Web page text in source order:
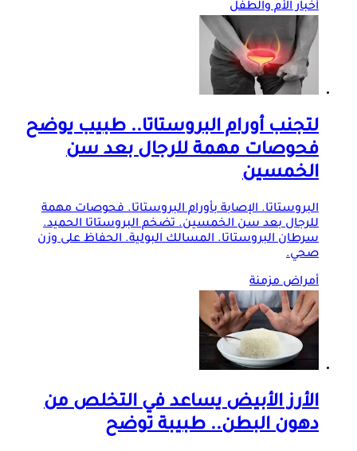
أخبار الأم والطفل
لتجنب أورام البروستاتا.. طبيب يوضح
فحوصات مهمة للرجال بعد سن
الخمسين
البروستاتا. الإصابة بأورام البروستاتا. فحوصات مهمة
للرجال بعد سن الخمسين. تضخم البروستاتا الحميد.
سرطان البروستاتا. المسالك البولية. الحفاظ على وزن
صحي.
أمراض مزمنة
الأرز الأبيض يساعد في التخلص من
دهون البطن.. طبيبة توضح